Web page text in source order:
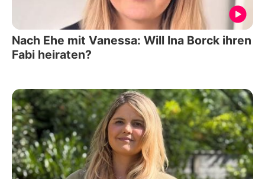
Nach Ehe mit Vanessa: Will Ina Borck ihren
Fabi heiraten?